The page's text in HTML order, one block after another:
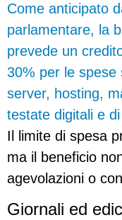
Come anticipato
parlamentare, la
prevede un
30% per le spese
server, hosting,
testate digitali e
Il limite di spesa
ma il beneficio
agevolazioni o
Giornali ed